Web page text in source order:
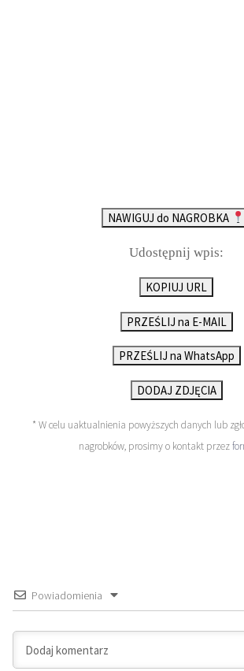
NAWIGUJ do NAGROBKA
Udostępnij wpis:
KOPIUJ URL
PRZEŚLIJ na E-MAIL
PRZEŚLIJ na WhatsApp
DODAJ ZDJĘCIA
* W celu uaktualnienia powyższych danych lub
nagrobków, prosimy o kontakt przez
Powiadomienia